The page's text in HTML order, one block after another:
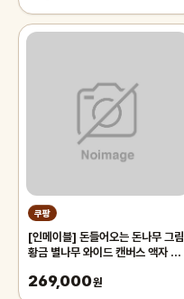
쿠팡
[인메이블] 돈들어오는 돈나무 그림
황금 별나무 와이드 캔버스 액자 거
림액자
269,000원